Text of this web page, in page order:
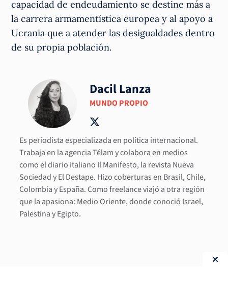
capacidad de endeudamiento se destine más a
la carrera armamentística europea y al apoyo a
Ucrania que a atender las desigualdades dentro
de su propia población.
Dacil Lanza
MUNDO PROPIO
Es periodista especializada en política internacional.
Trabaja en la agencia Télam y colabora en medios
como el diario italiano Il Manifesto, la revista Nueva
Sociedad y El Destape. Hizo coberturas en Brasil, Chile,
Colombia y España. Como freelance viajó a otra región
que la apasiona: Medio Oriente, donde conoció Israel,
Palestina y Egipto.